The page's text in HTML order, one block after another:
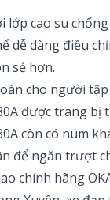
lớp cao su
dễ dàng điều
sẻ hơn.
cho người tập
được trang
còn có núm
để ngăn trượt
chính hãng